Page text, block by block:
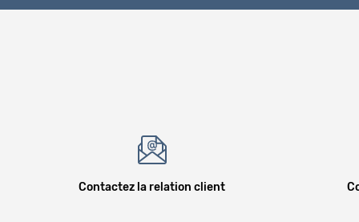
Contactez la relation client